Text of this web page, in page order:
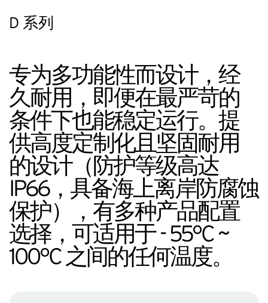
D 系列
专为多功能性而设计，经
久耐用，即便在最严苛的
条件下也能稳定运行。提
供高度定制化且坚固耐用
的设计（防护等级高达
IP66，具备海上离岸防腐蚀
保护），有多种产品配置
选择，可适用于 - 55°C ~
100°C 之间的任何温度。